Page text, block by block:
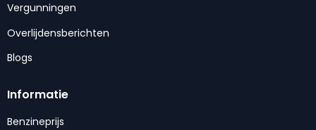
Vergunningen
Overlijdensberichten
Blogs
Informatie
Benzineprijs